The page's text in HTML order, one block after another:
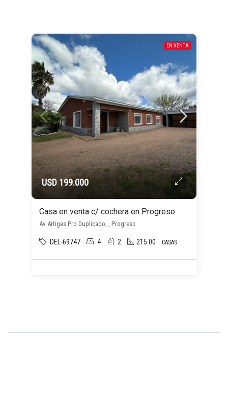
EN VENTA
USD 199.000
Casa en venta c/ cochera en Progreso
Av Artigas Pro Duplicado, , Progreso
DEL-69747 4 2 215.00 CASAS